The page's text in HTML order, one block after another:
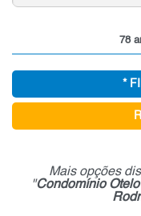
78
*
Mais opções
"Condomínio